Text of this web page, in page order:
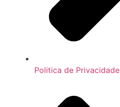
Politica de Privacidade